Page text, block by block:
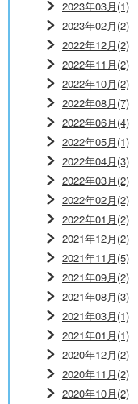
2023年03月(1)
2023年02月(2)
2022年12月(2)
2022年11月(2)
2022年10月(2)
2022年08月(7)
2022年06月(4)
2022年05月(1)
2022年04月(3)
2022年03月(2)
2022年02月(2)
2022年01月(2)
2021年12月(2)
2021年11月(5)
2021年09月(2)
2021年08月(3)
2021年03月(1)
2021年01月(1)
2020年12月(2)
2020年11月(2)
2020年10月(2)